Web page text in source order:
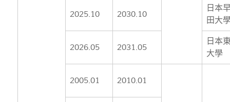
2025.10 2030.10
日本
田大
2026.05 2031.05
日本
大學
2005.01 2010.01